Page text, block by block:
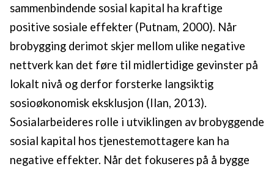
sammenbindende sosial kapital ha kraftige
positive sosiale effekter (Putnam, 2000). Når
brobygging derimot skjer mellom ulike negative
nettverk kan det føre til midlertidige gevinster på
lokalt nivå og derfor forsterke langsiktig
sosioøkonomisk eksklusjon (Ilan, 2013).
Sosialarbeideres rolle i utviklingen av brobyggende
sosial kapital hos tjenestemottagere kan ha
negative effekter. Når det fokuseres på å bygge